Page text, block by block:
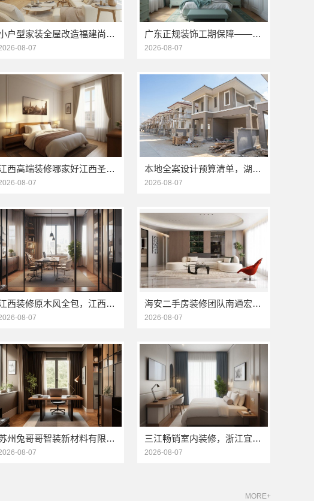
小户型家装全屋改造福建尚艺空间新材料科技有限公司
08-07
广东正规装饰工期保障——广东鼎饰空间装饰工程有限公司
2026-08-07
江西高端装修哪家好江西圣匠新型环保材料有限公司
08-07
本地全案设计预算清单，湖南创益讯建筑有限公司透明化服务
2026-08-07
江西装修原木风全包，江西尚宅尚品新型环保材料有限公司一站式服务
08-07
海安二手房装修团队南通宏域全宅装饰建材有限公司改造服务
2026-08-07
苏州兔哥哥智装新材料有限公司高新区毛坯房免费量房
08-07
三江畅销室内装修，浙江宜美嘉装饰工程有限公司专业推荐
2026-08-07
MORE+